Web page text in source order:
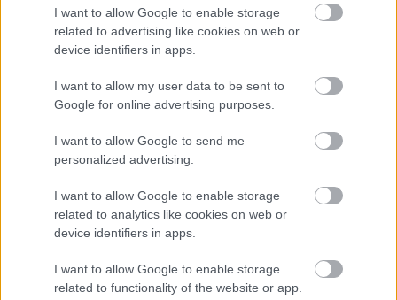
I want to allow Google to enable storage
related to advertising like cookies on web or
device identifiers in apps.
I want to allow my user data to be sent to
Google for online advertising purposes.
I want to allow Google to send me
personalized advertising.
I want to allow Google to enable storage
related to analytics like cookies on web or
device identifiers in apps.
I want to allow Google to enable storage
related to functionality of the website or app.
Stalowa Wola > Klasa B, gr. II - sytuacja w tabeli
Przed meczami 11. kolejki - Stalowa Wola > Klasa B, gr. II gospodarze
(Tanew Harasiuki) zajmują 10. miejsce
Poniżej znajdziesz także ostatnie mecze obu drużyn oraz statystyki
bramkowe.
Tanew Harasiuki vs. Jutrzenka Kopki - relacja, wynik na żywo,
transmisja
Wynik meczu Tanew Harasiuki - Jutrzenka Kopki znajdziesz na naszej
stronie zaraz po jego zakończeniu. Jeżeli szukasz informacji meczowych,
zajrzyj tutaj:Tanew Harasiuki vs. Jutrzenka Kopki - wynik, składy,
strzelcy
Jeżeli w internecie lub TV dostępna jest
albo innych spotkań Stalowa
Wola > Klasa B, gr. II na pewno znajdziesz takie informacje na naszym
portalu. Możliwe jednak, że nigdzie nie pojawi się stream online z tego